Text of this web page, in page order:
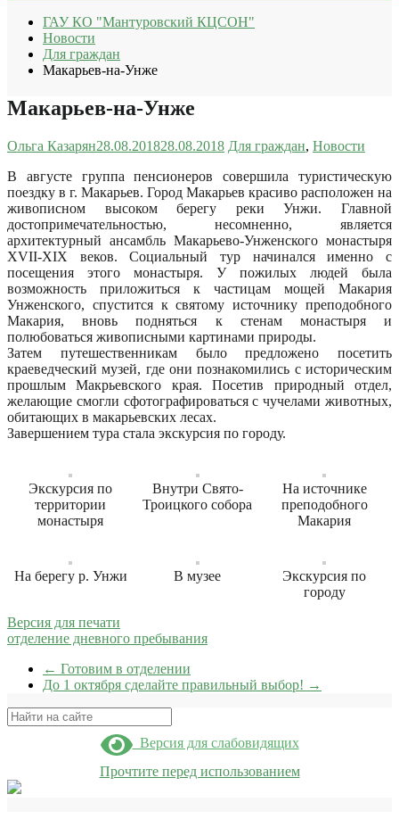
ГАУ КО "Мантуровский КЦСОН"
Новости
Для граждан
Макарьев-на-Унже
Макарьев-на-Унже
Ольга Казарян28.08.201828.08.2018 Для граждан, Новости
В августе группа пенсионеров совершила туристическую
поездку в г. Макарьев. Город Макарьев красиво расположен на
живописном высоком берегу реки Унжи. Главной
достопримечательностью, несомненно, является
архитектурный ансамбль Макарьево-Унженского монастыря
XVII-XIX веков. Социальный тур начинался именно с
посещения этого монастыря. У пожилых людей была
возможность приложиться к частицам мощей Макария
Унженского, спустится к святому источнику преподобного
Макария, вновь подняться к стенам монастыря и
полюбоваться живописными картинами природы.
Затем путешественникам было предложено посетить
краеведческий музей, где они познакомились с историческим
прошлым Макрьевского края. Посетив природный отдел,
желающие смогли сфотографироваться с чучелами животных,
обитающих в макарьевских лесах.
Завершением тура стала экскурсия по городу.
Экскурсия по
территории
монастыря
Внутри Свято-
Троицкого собора
На источнике
преподобного
Макария
На берегу р. Унжи В музее
Экскурсия по
городу
Версия для печати
отделение дневного пребывания
← Готовим в отделении
До 1 октября сделайте правильный выбор! →
Поиск
Версия для слабовидящих
Прочтите перед использованием